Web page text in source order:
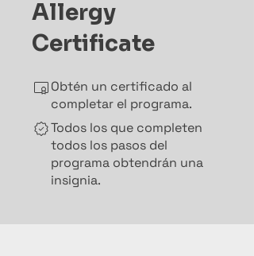
Allergy
Certificate
Obtén un certificado al
completar el programa.
Todos los que completen
todos los pasos del
programa obtendrán una
insignia.